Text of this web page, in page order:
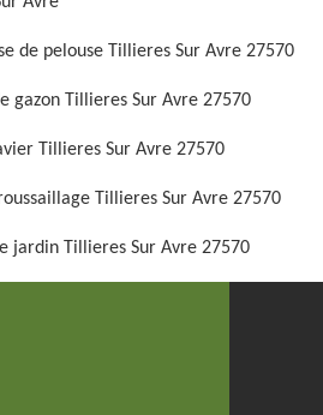
de pelouse Tillieres Sur Avre 27570
gazon Tillieres Sur Avre 27570
Tillieres Sur Avre 27570
Tillieres Sur Avre 27570
jardin Tillieres Sur Avre 27570